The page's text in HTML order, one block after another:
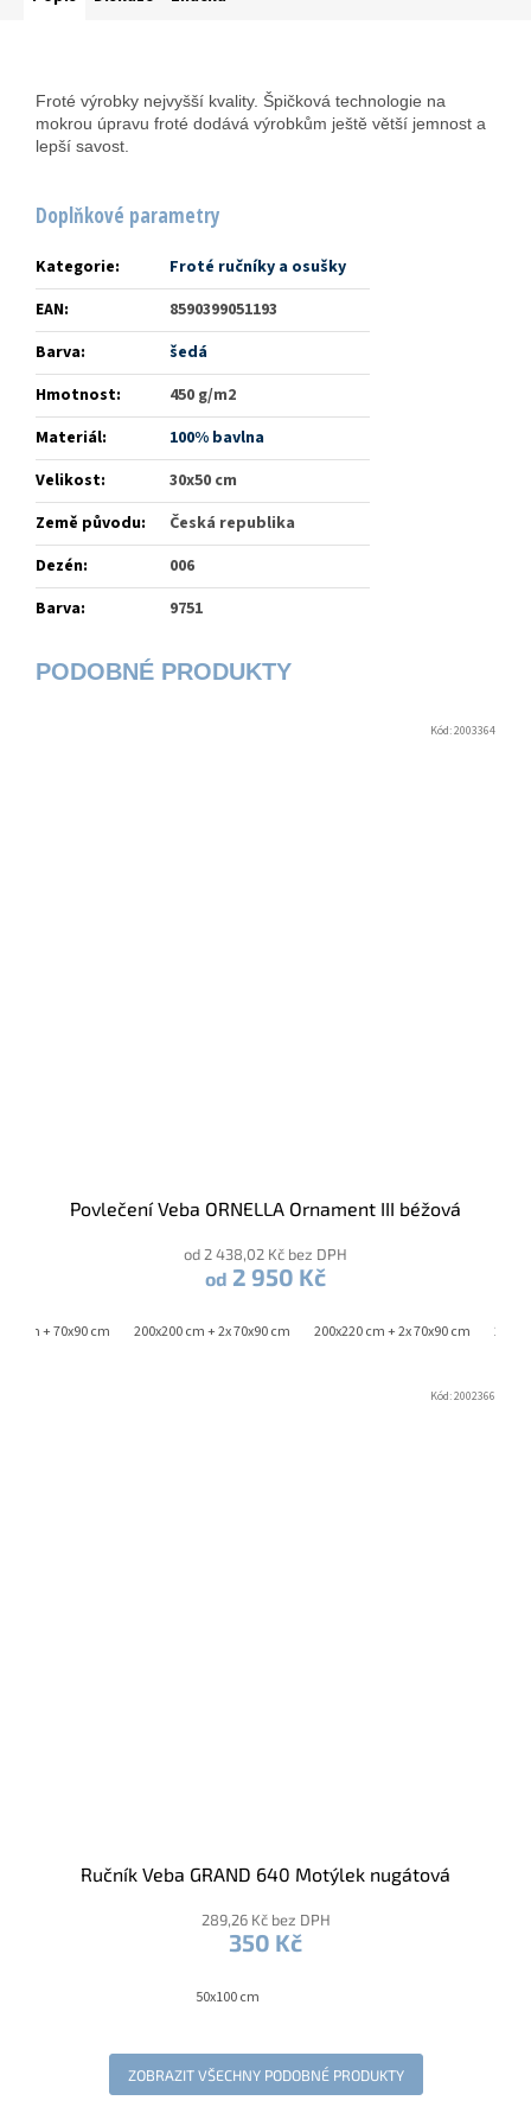
Froté výrobky nejvyšší kvality. Špičková technologie na
mokrou úpravu froté dodává výrobkům ještě větší jemnost a
lepší savost.
Doplňkové parametry
Kategorie:
Froté ručníky a osušky
EAN:
8590399051193
Barva:
šedá
Hmotnost:
450 g/m2
Materiál:
100% bavlna
Velikost:
30x50 cm
Země původu:
Česká republika
Dezén:
006
Barva: 9751
Povlečení Veba ORNELLA Ornament III béžová
od 2 438,02 Kč bez DPH
od 2 950 Kč
cm + 70x90 cm 200x200 cm + 2x 70x90 cm 200x220 cm + 2x 70x90 cm
Kód:2003364
Ručník Veba GRAND 640 Motýlek nugátová
289,26 Kč bez DPH
350 Kč
50x100 cm
Kód:2002366
ZOBRAZIT VŠECHNY PODOBNÉ PRODUKTY